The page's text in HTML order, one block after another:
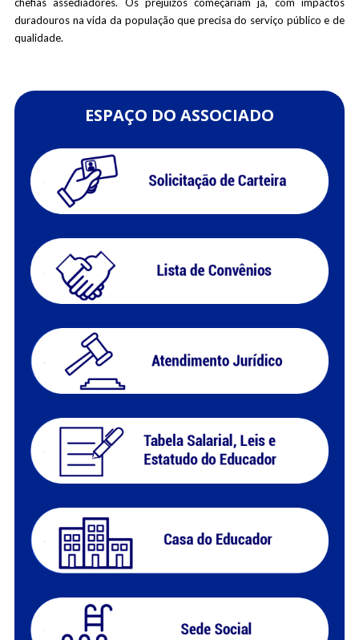
duradouros na vida da população que precisa do serviço público e de
qualidade.
ESPAÇO DO ASSOCIADO